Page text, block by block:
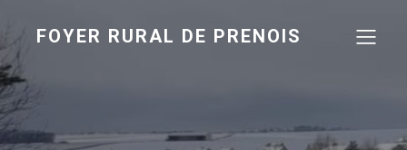
FOYER RURAL DE PRENOIS